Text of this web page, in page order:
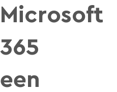
Microsoft
365
een